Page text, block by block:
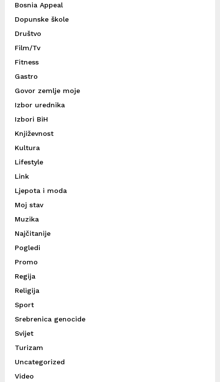
Bosnia Appeal
Dopunske škole
Društvo
Film/Tv
Fitness
Gastro
Govor zemlje moje
Izbor urednika
Izbori BiH
Književnost
Kultura
Lifestyle
Link
Ljepota i moda
Moj stav
Muzika
Najčitanije
Pogledi
Promo
Regija
Religija
Sport
Srebrenica genocide
Svijet
Turizam
Uncategorized
Video